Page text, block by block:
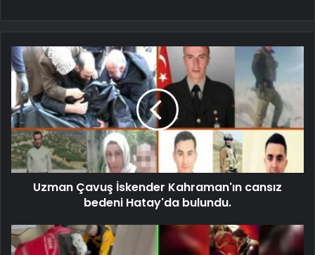
Uzman Çavuş İskender Kahraman'ın cansız
bedeni Hatay'da bulundu.